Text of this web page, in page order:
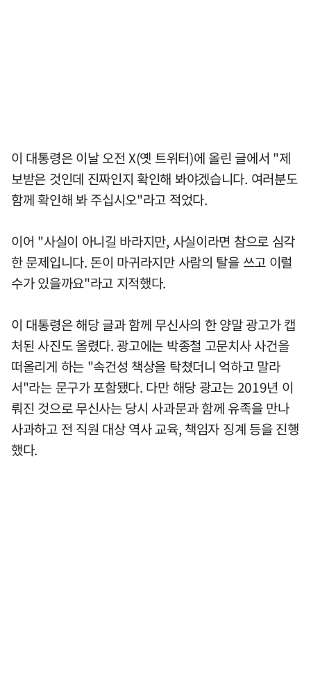
이 대통령은 이날 오전 X(옛 트위터)에 올린 글에서 "제
보받은 것인데 진짜인지 확인해 봐야겠습니다. 여러분도
함께 확인해 봐 주십시오"라고 적었다.
이어 "사실이 아니길 바라지만, 사실이라면 참으로 심각
한 문제입니다. 돈이 마귀라지만 사람의 탈을 쓰고 이럴
수가 있을까요"라고 지적했다.
이 대통령은 해당 글과 함께 무신사의 한 양말 광고가 캡
처된 사진도 올렸다. 광고에는 박종철 고문치사 사건을
떠올리게 하는 "속건성 책상을 탁쳤더니 억하고 말라
서"라는 문구가 포함됐다. 다만 해당 광고는 2019년 이
뤄진 것으로 무신사는 당시 사과문과 함께 유족을 만나
사과하고 전 직원 대상 역사 교육, 책임자 징계 등을 진행
했다.